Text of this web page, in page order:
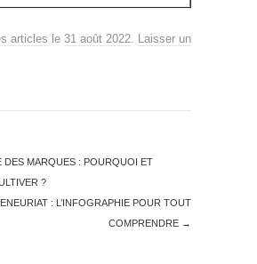
articles le 31 août 2022. Laisser un
DES MARQUES : POURQUOI ET
?
: L’INFOGRAPHIE POUR TOUT
COMPRENDRE →